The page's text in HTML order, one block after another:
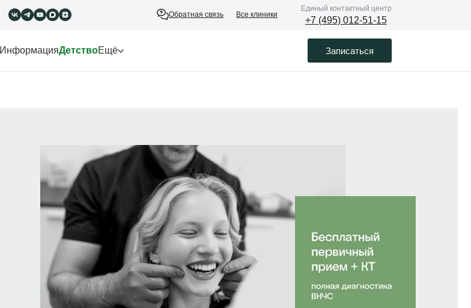
Обратная связь Все клиники
Eдиный контактный центр
+7 (495) 012-51-15
ИнформацияДетствоЕщё Записаться